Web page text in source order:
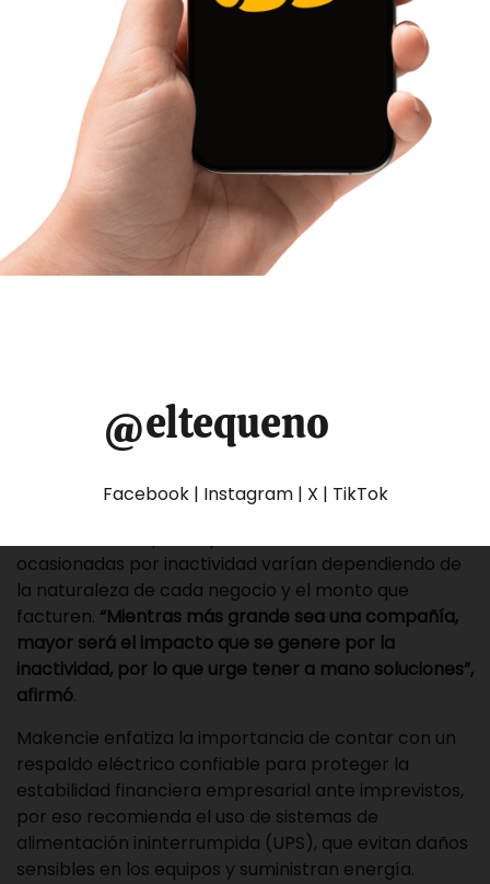
UPS con baterías de
litio duran hasta
tres veces más que
las de plomo
11 de julio de 2025 Redaccion El Tequeno
operaciones, lo cual puede ocasionar la pérdida de
producciones completas y, por tanto, de las
Luis Makencie, gerente de Ventas de
ocasionadas por inactividad varían dependiendo de
la naturaleza de cada negocio y el monto que
facturen. “Mientras más grande sea una compañía,
mayor será el impacto que se genere por la
inactividad, por lo que urge tener a mano soluciones”,
afirmó.
Makencie enfatiza la importancia de contar con un
respaldo eléctrico confiable para proteger la
estabilidad financiera empresarial ante imprevistos,
por eso recomienda el uso de sistemas de
alimentación ininterrumpida (UPS), que evitan daños
sensibles en los equipos y suministran energía.
@eltequeno
Facebook | Instagram | X | TikTok